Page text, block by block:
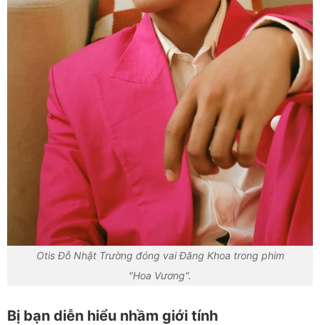
Otis Đỗ Nhật Trường đóng vai Đăng Khoa trong phim
"Hoa Vương".
Bị bạn diễn hiểu nhầm giới tính